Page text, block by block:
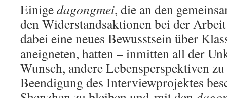
Einigedagongmei, die an den
den Widerstandsaktionen bei der
dabei eine neues Bewusstsein über
aneigneten, hatten – inmitten all der
Wunsch, andere Lebensperspektiven
Beendigung des Interviewprojektes